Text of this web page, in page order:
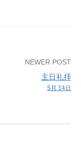
NEWER POST
主日礼拝
5月 14日